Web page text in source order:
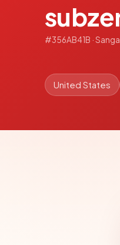
#356AB41B ·
United States